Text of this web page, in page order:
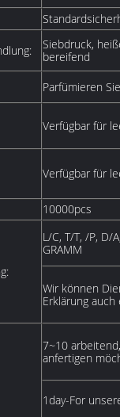
Siebdruck,
bereifend
Parfümieren
Verfügbar für
Verfügbar für
10000pcs
L/C, T/T, /P, D/
GRAMM
Wir können
Erklärung
7~10
anfertigen
1day-For